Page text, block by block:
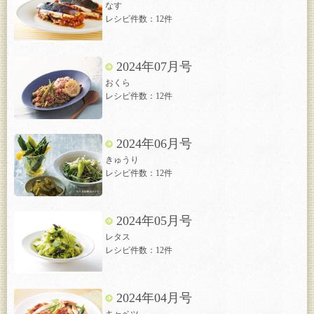
なす
レシピ件数：12件
2024年07月号
おくら
レシピ件数：12件
2024年06月号
きゅうり
レシピ件数：12件
2024年05月号
レタス
レシピ件数：12件
2024年04月号